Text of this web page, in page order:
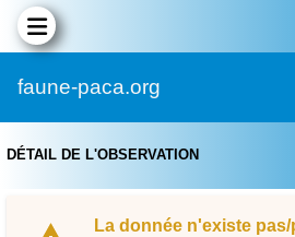
faune-paca.org
DÉTAIL DE L'OBSERVATION
La donnée n'existe